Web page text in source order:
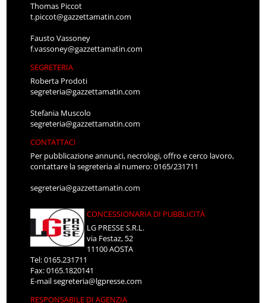
Thomas Piccot
t.piccot@gazzettamatin.com
Fausto Vassoney
f.vassoney@gazzettamatin.com
SEGRETERIA
Roberta Prodoti
segreteria@gazzettamatin.com
Stefania Muscolo
segreteria@gazzettamatin.com
CONTATTACI
Per pubblicazione annunci, necrologi, offro e cerco lavoro,
contattare la segreteria al numero: 0165/231711
segreteria@gazzettamatin.com
CONCESSIONARIA DI PUBBLICITÀ
LG PRESSE S.R.L.
via Festaz, 52
11100 AOSTA
Tel: 0165.231711
Fax: 0165.1820141
E-mailsegreteria@lgpresse.com
RESPONSABILE DI AGENZIA